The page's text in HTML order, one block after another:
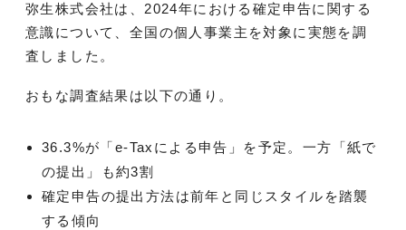
弥生株式会社は、2024年における確定申告に関する
意識について、全国の個人事業主を対象に実態を調
査しました。
おもな調査結果は以下の通り。
36.3%が「e-Taxによる申告」を予定。一方「紙で
の提出」も約3割
確定申告の提出方法は前年と同じスタイルを踏襲
する傾向